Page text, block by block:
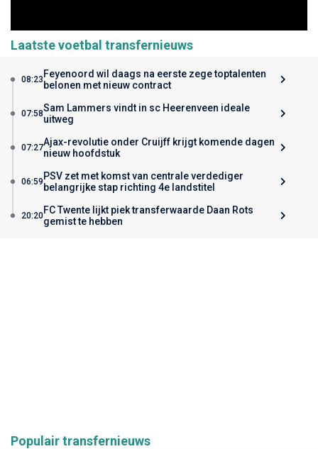
Laatste voetbal transfernieuws
08:23 Feyenoord wil daags na eerste zege toptalenten
belonen met nieuw contract
07:58Sam Lammers vindt in sc Heerenveen ideale
uitweg
07:27Ajax-revolutie onder Cruijff krijgt komende dagen
nieuw hoofdstuk
06:59 PSV zet met komst van centrale verdediger
belangrijke stap richting 4e landstitel
20:20FC Twente lijkt piek transferwaarde Daan Rots
gemist te hebben
Populair transfernieuws